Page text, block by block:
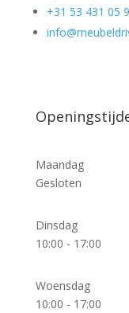
+31 53 431 05
Maandag
Gesloten
Dinsdag
10:00 - 17:00
Woensdag
10:00 - 17:00